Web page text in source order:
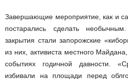
Завершающие мероприятие, как и
постарались сделать
закрытия стали запорожские
из них, активиста местного
событиях годичной давности.
избивали на площади перед